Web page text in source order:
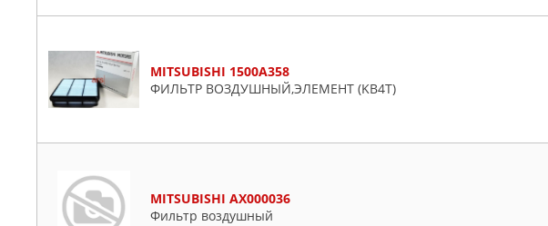
MITSUBISHI 1500A358
ФИЛЬТР ВОЗДУШНЫЙ,ЭЛЕМЕНТ (KB4T)
MITSUBISHI AX000036
Фильтp вoздyшный